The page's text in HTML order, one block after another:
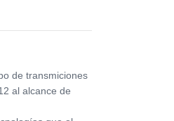
de transmiciones
al alcance de